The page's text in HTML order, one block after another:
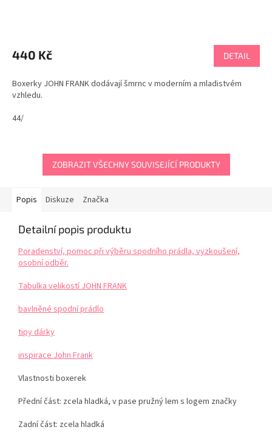
440 Kč DETAIL
Boxerky JOHN FRANK dodávají šmrnc v moderním a mladistvém
vzhledu.
44/
ZOBRAZIT VŠECHNY SOUVISEJÍCÍ PRODUKTY
Popis Diskuze Značka
Detailní popis produktu
Poradenství, pomoc při výběru spodního prádla, vyzkoušení,
osobní odběr.
Tabulka velikostí JOHN FRANK
bavlněné spodní prádlo
tipy dárky
inspirace John Frank
Vlastnosti boxerek
Přední část: zcela hladká, v pase pružný lem s logem značky
Zadní část: zcela hladká